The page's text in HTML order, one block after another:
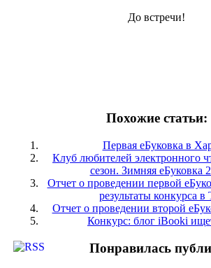
До встречи!
Похожие статьи:
Первая еБуковка в
Клуб любителей электронного
сезон. Зимняя еБуковка
Отчет о проведении первой
результаты конкурса в
Отчет о проведении второй
Конкурс: блог iBooki
Понравилась